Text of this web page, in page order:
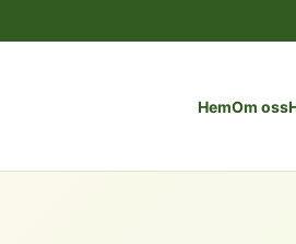
HemOm oss